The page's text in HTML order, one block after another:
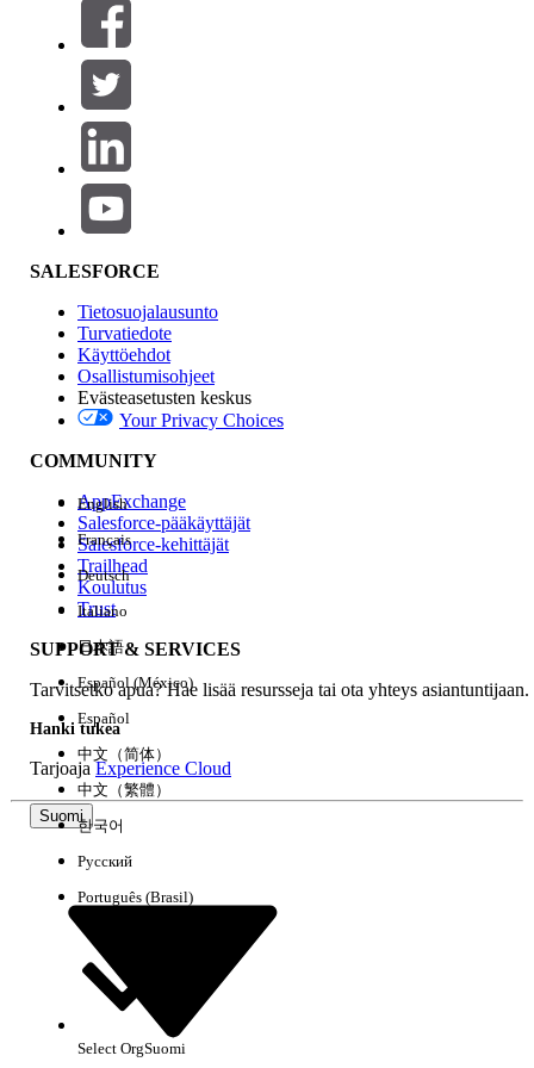
Suodatusperuste (0)
VALITSE SUODATTIMET
Tuotealue
Ominaisuuden vaikutus
Edition
Kokemus
Tyhjennä kaikki Valmis
SALESFORCE
Tietosuojalausunto
Turvatiedote
Käyttöehdot
Osallistumisohjeet
Evästeasetusten keskus
Your Privacy Choices
COMMUNITY
AppExchange
Salesforce-pääkäyttäjät
Salesforce-kehittäjät
Trailhead
Koulutus
Trust
SUPPORT & SERVICES
Tarvitsetko apua? Hae lisää resursseja tai ota yhteys asiantuntijaan.
Hanki tukea
TarjoajaExperience Cloud
Suomi
English
Français
Deutsch
Italiano
日本語
Español (México)
Español
中文（简体）
中文（繁體）
한국어
Русский
Português (Brasil)
Select OrgSuomi